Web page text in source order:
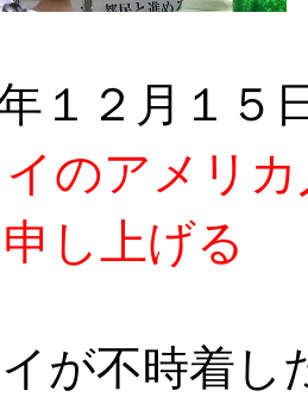
１２月１５
のアメリ
し上げる
が不時着し